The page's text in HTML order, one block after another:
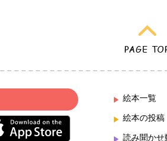
絵本一覧
絵本の投稿
読み聞かせ